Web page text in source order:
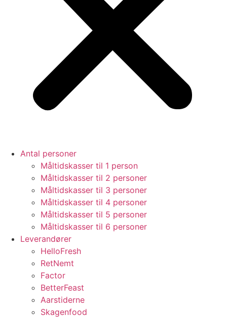
Antal personer
Måltidskasser til 1 person
Måltidskasser til 2 personer
Måltidskasser til 3 personer
Måltidskasser til 4 personer
Måltidskasser til 5 personer
Måltidskasser til 6 personer
Leverandører
HelloFresh
RetNemt
Factor
BetterFeast
Aarstiderne
Skagenfood